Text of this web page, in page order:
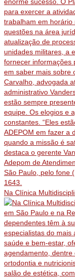
Na Clínica